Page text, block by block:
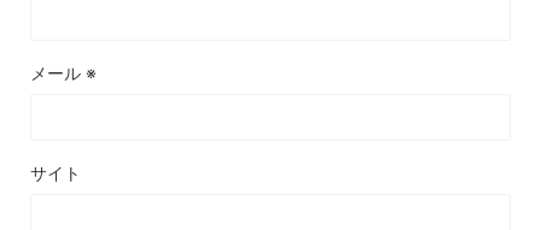
メール ※
サイト